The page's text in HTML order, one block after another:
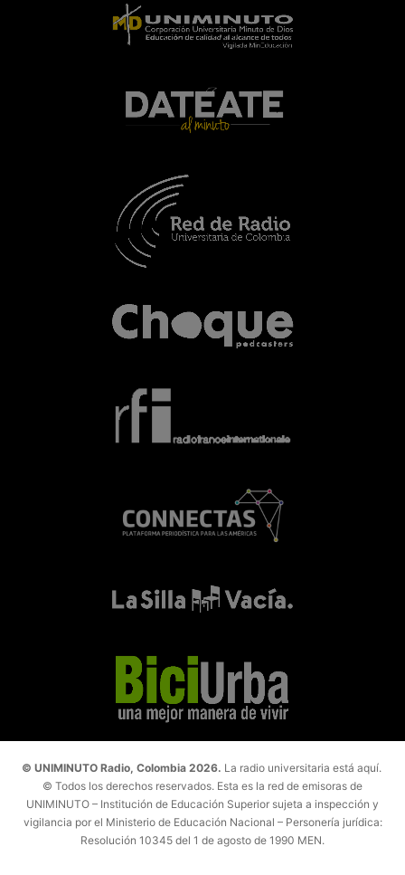
© UNIMINUTO Radio, Colombia 2026. La radio universitaria está aquí.
© Todos los derechos reservados. Esta es la red de emisoras de
UNIMINUTO – Institución de Educación Superior sujeta a inspección y
vigilancia por el Ministerio de Educación Nacional – Personería jurídica:
Resolución 10345 del 1 de agosto de 1990 MEN.